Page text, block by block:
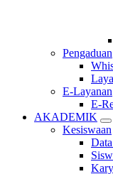
Pengaduan
E-Layanan
E-
AKADEMIK
Kesiswaan